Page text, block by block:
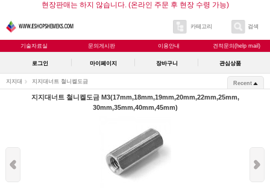
현장판매는 하지 않습니다. (온라인 주문 후 현장 수령 가능)
카테고리 검색
기술자료실 문의게시판 이용안내 견적문의(help mail)
로그인 마이페이지 장바구니 관심상품
지지대 지지대너트 철니켈도금 Recent
지지대너트 철니켈도금 M3(17mm,18mm,19mm,20mm,22mm,25mm,
30mm,35mm,40mm,45mm)